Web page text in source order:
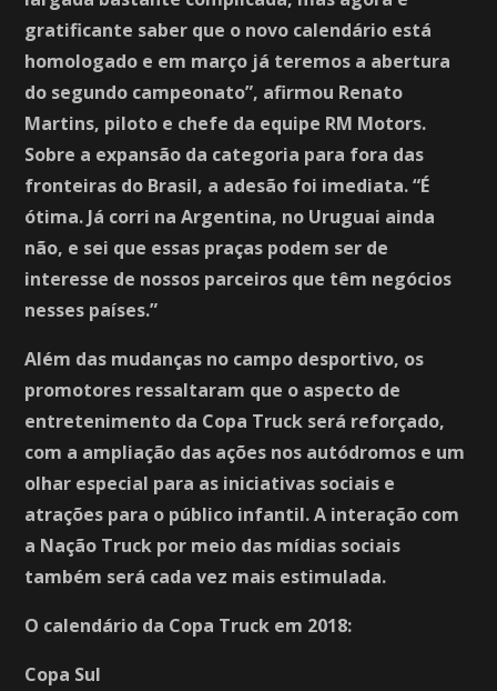
gratificante saber que o novo calendário está
homologado e em março já teremos a abertura
do segundo campeonato”, afirmou Renato
Martins, piloto e chefe da equipe RM Motors.
Sobre a expansão da categoria para fora das
fronteiras do Brasil, a adesão foi imediata. “É
ótima. Já corri na Argentina, no Uruguai ainda
não, e sei que essas praças podem ser de
interesse de nossos parceiros que têm negócios
nesses países.”
Além das mudanças no campo desportivo, os
promotores ressaltaram que o aspecto de
entretenimento da Copa Truck será reforçado,
com a ampliação das ações nos autódromos e um
olhar especial para as iniciativas sociais e
atrações para o público infantil. A interação com
a Nação Truck por meio das mídias sociais
também será cada vez mais estimulada.
O calendário da Copa Truck em 2018:
Copa Sul